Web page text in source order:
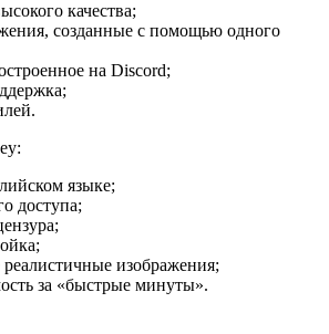
качества;
созданные с помощью одного
на Discord;
языке;
доступа;
изображения;
за «быстрые минуты».